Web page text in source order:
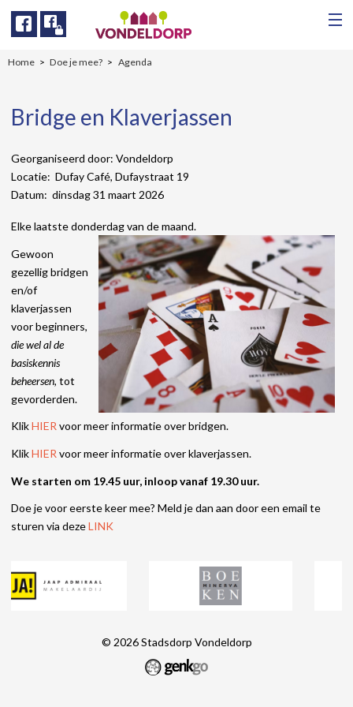
Facebook
Home Doe je mee? Agenda
Bridge en Klaverjassen
Georganiseerd door: Vondeldorp
Locatie: Dufay Café, Dufaystraat 19
Datum: dinsdag 31 maart 2026
Elke laatste donderdag van de maand.
Gewoon
gezellig bridgen
en/of
klaverjassen
voor beginners,
die wel al de
basiskennis
beheersen, tot
gevorderden.
KlikHIERvoor meer informatie over bridgen.
KlikHIER voor meer informatie over klaverjassen.
We starten om 19.45 uur, inloop vanaf 19.30 uur.
Doe je voor eerste keer mee? Meld je dan aan door een email te
sturen via dezeLINK
© 2026Stadsdorp Vondeldorp